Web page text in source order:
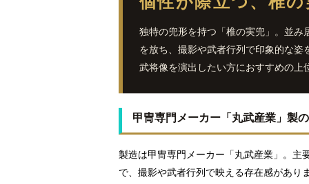
独特の兜形を持つ「椎の実兜」。並み
を放ち、撮影や武者行列で印象的な姿
武将像を演出したい方におすすめの上
甲冑専門メーカー「丸武産業」製
製造は甲冑専門メーカー「丸武産業」。主
で、撮影や武者行列で映える存在感があり